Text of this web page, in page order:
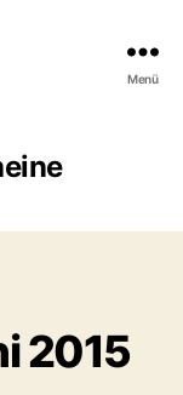
Menü
2015